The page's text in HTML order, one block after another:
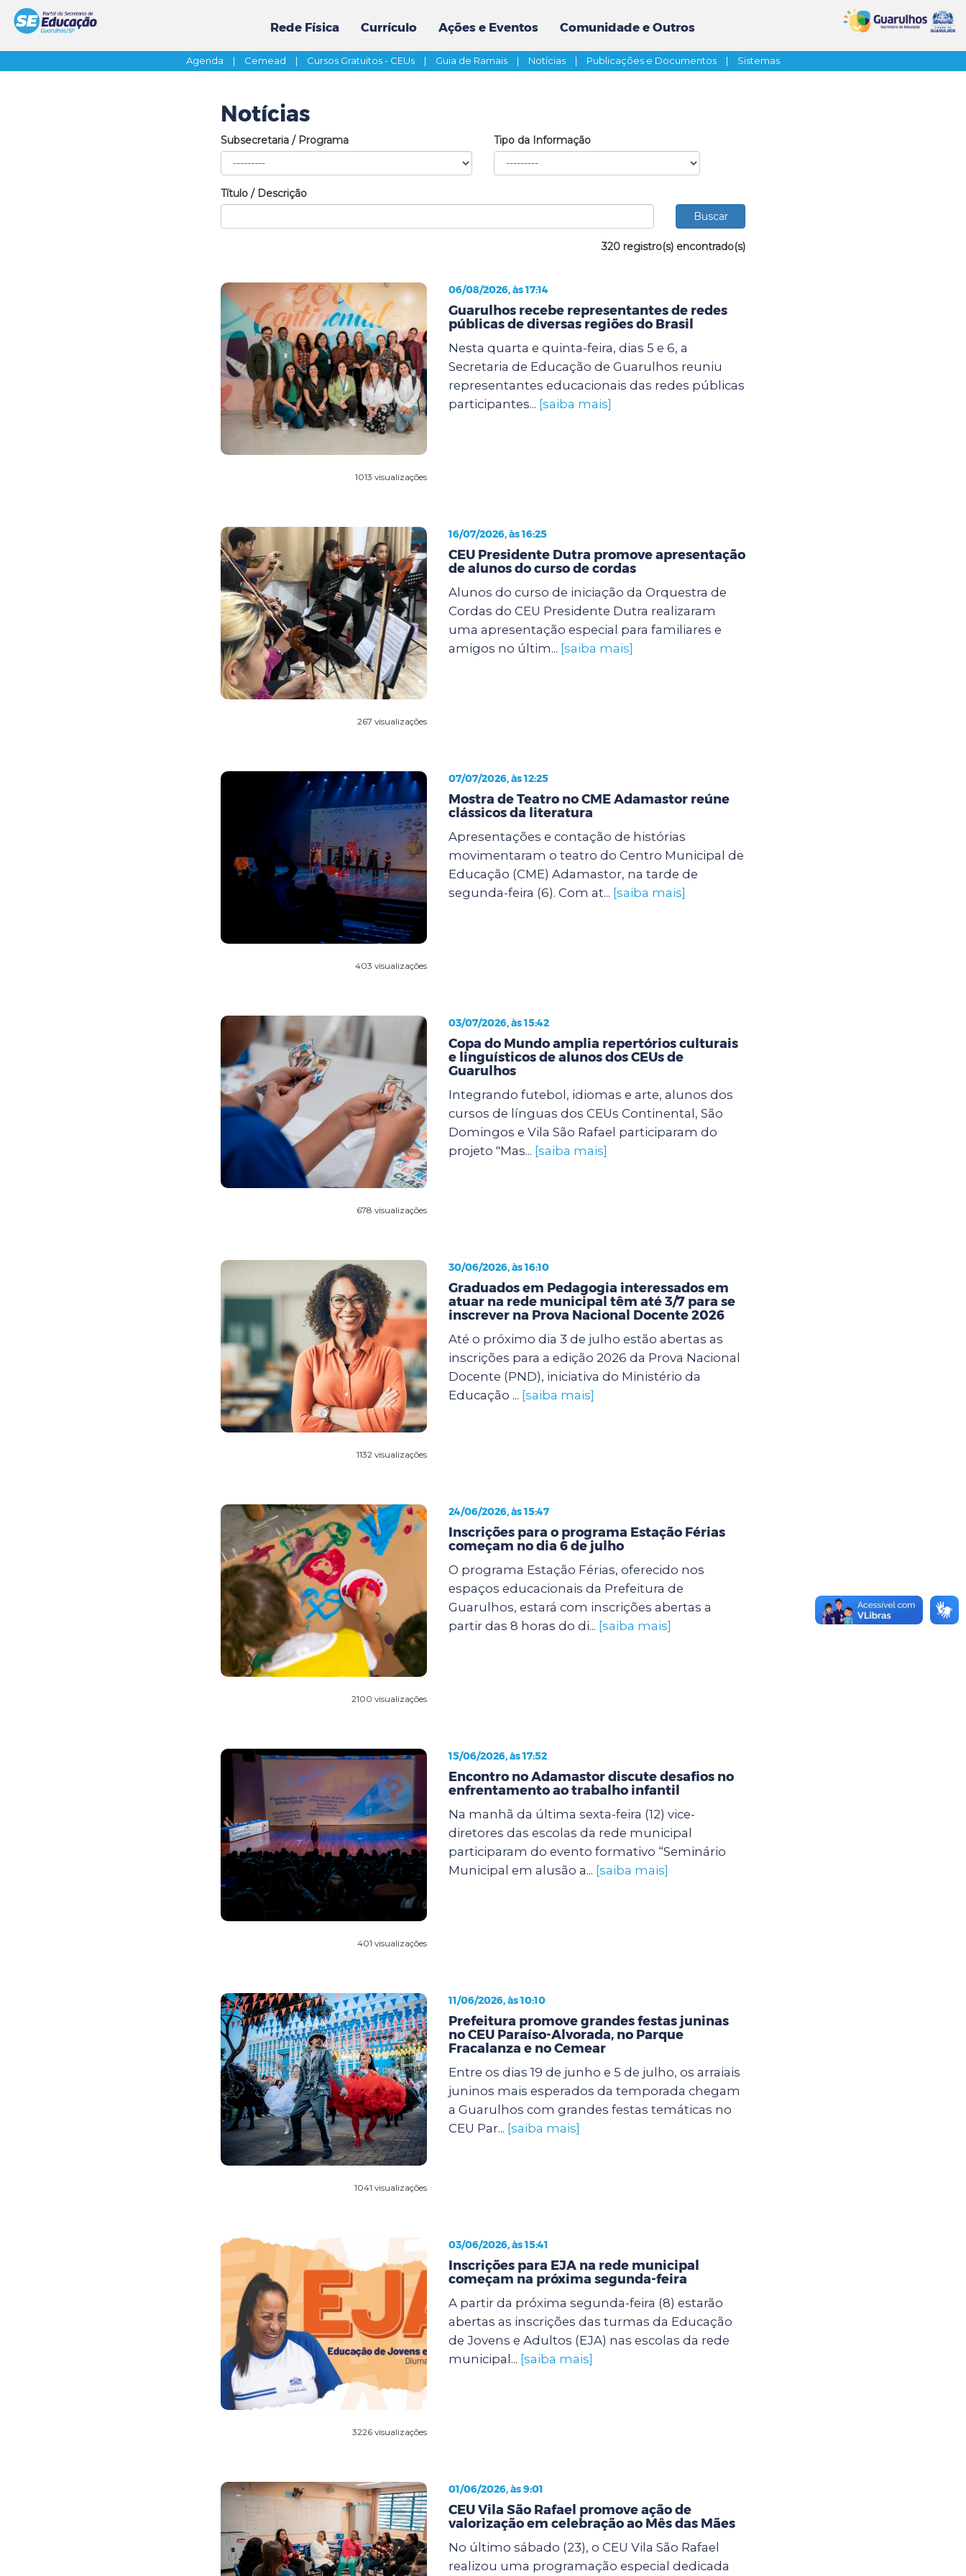
Rede Física Currículo Ações e Eventos Comunidade e Outros
Agenda | Cemead | Cursos Gratuitos - CEUs | Guia de Ramais | Notícias | Publicações e Documentos | Sistemas
Notícias
Subsecretaria / Programa Tipo da Informação
Título / Descrição
320 registro(s) encontrado(s)
1013 visualizações
06/08/2026, às 17:14
Guarulhos recebe representantes de redes
públicas de diversas regiões do Brasil
Nesta quarta e quinta-feira, dias 5 e 6, a
Secretaria de Educação de Guarulhos reuniu
representantes educacionais das redes públicas
participantes... [saiba mais]
267 visualizações
16/07/2026, às 16:25
CEU Presidente Dutra promove apresentação
de alunos do curso de cordas
Alunos do curso de iniciação da Orquestra de
Cordas do CEU Presidente Dutra realizaram
uma apresentação especial para familiares e
amigos no últim... [saiba mais]
403 visualizações
07/07/2026, às 12:25
Mostra de Teatro no CME Adamastor reúne
clássicos da literatura
Apresentações e contação de histórias
movimentaram o teatro do Centro Municipal de
Educação (CME) Adamastor, na tarde de
segunda-feira (6). Com at... [saiba mais]
678 visualizações
03/07/2026, às 15:42
Copa do Mundo amplia repertórios culturais
e linguísticos de alunos dos CEUs de
Guarulhos
Integrando futebol, idiomas e arte, alunos dos
cursos de línguas dos CEUs Continental, São
Domingos e Vila São Rafael participaram do
projeto "Mas... [saiba mais]
1132 visualizações
30/06/2026, às 16:10
Graduados em Pedagogia interessados em
atuar na rede municipal têm até 3/7 para se
inscrever na Prova Nacional Docente 2026
Até o próximo dia 3 de julho estão abertas as
inscrições para a edição 2026 da Prova Nacional
Docente (PND), iniciativa do Ministério da
Educação ... [saiba mais]
2100 visualizações
24/06/2026, às 15:47
Inscrições para o programa Estação Férias
começam no dia 6 de julho
O programa Estação Férias, oferecido nos
espaços educacionais da Prefeitura de
Guarulhos, estará com inscrições abertas a
partir das 8 horas do di... [saiba mais]
401 visualizações
15/06/2026, às 17:52
Encontro no Adamastor discute desafios no
enfrentamento ao trabalho infantil
Na manhã da última sexta-feira (12) vice-
diretores das escolas da rede municipal
participaram do evento formativo “Seminário
Municipal em alusão a... [saiba mais]
1041 visualizações
11/06/2026, às 10:10
Prefeitura promove grandes festas juninas
no CEU Paraíso-Alvorada, no Parque
Fracalanza e no Cemear
Entre os dias 19 de junho e 5 de julho, os arraiais
juninos mais esperados da temporada chegam
a Guarulhos com grandes festas temáticas no
CEU Par... [saiba mais]
3226 visualizações
03/06/2026, às 15:41
Inscrições para EJA na rede municipal
começam na próxima segunda-feira
A partir da próxima segunda-feira (8) estarão
abertas as inscrições das turmas da Educação
de Jovens e Adultos (EJA) nas escolas da rede
municipal... [saiba mais]
01/06/2026, às 9:01
CEU Vila São Rafael promove ação de
valorização em celebração ao Mês das Mães
No último sábado (23), o CEU Vila São Rafael
realizou uma programação especial dedicada